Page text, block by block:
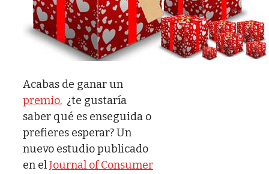
Acabas de ganar un
premio, ¿te gustaría
saber qué es enseguida o
prefieres esperar? Un
nuevo estudio publicado
en elJournal of Consumer